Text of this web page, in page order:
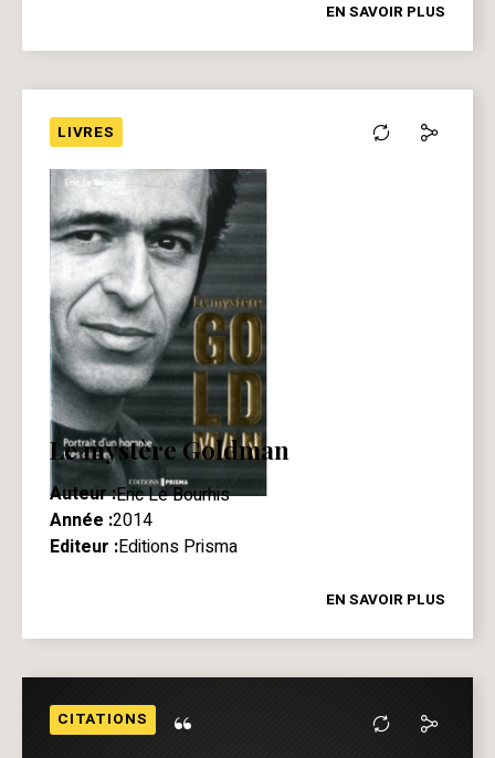
EN SAVOIR PLUS
LIVRES
Le mystère Goldman
Auteur :Eric Le Bourhis
Année :2014
Editeur :Editions Prisma
EN SAVOIR PLUS
CITATIONS “